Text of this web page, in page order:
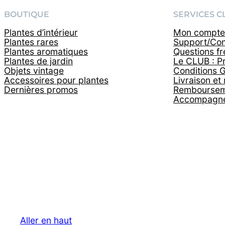
BOUTIQUE
Plantes d’intérieur
Plantes rares
Plantes aromatiques
Plantes de jardin
Objets vintage
Accessoires pour plantes
Dernières promos
SERVICES
Mon
Support/
Questions
Le CLUB :
Conditions
Livraison et
Aller en haut